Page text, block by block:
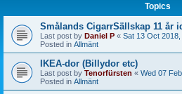
Topics
Smålands CigarrSällskap 11 år
Last post by Daniel P « Sat 13 Oct 2018,
Posted in Allmänt
IKEA-dor (Billydor etc)
Last post by Tenorfürsten « Wed 07
Posted in Allmänt